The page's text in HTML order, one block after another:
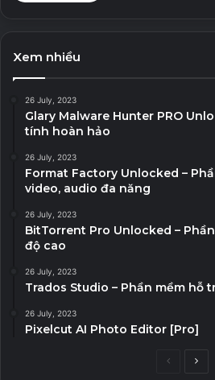
Xem nhiều
26 July, 2023
Glary Malware Hunter PRO
tính hoàn hảo
26 July, 2023
Format Factory Unlocked –
video, audio đa năng
26 July, 2023
BitTorrent Pro Unlocked –
độ cao
26 July, 2023
Trados Studio – Phần mềm hỗ
26 July, 2023
Pixelcut AI Photo Editor [Pro]